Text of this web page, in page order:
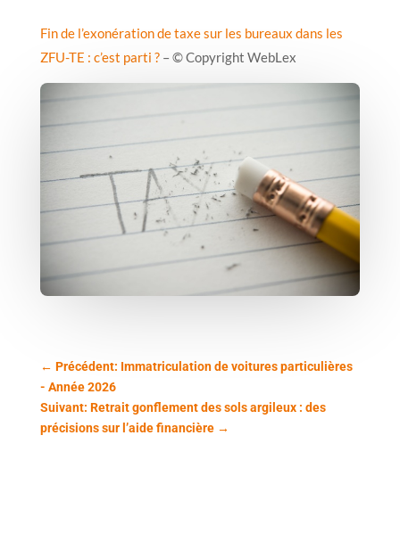
Fin de l’exonération de taxe sur les bureaux dans les
ZFU-TE : c’est parti ?– © Copyright WebLex
← Précédent: Immatriculation de voitures particulières
- Année 2026
Suivant: Retrait gonflement des sols argileux : des
précisions sur l’aide financière→